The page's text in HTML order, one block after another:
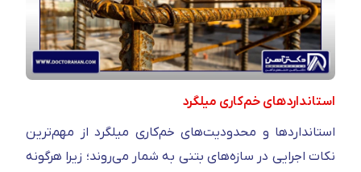
استانداردهای خم‌کاری میلگرد
استانداردها و محدودیت‌های خم‌کاری میلگرد از مهم‌ترین
نکات اجرایی در سازه‌های بتنی به شمار می‌روند؛ زیرا هرگونه